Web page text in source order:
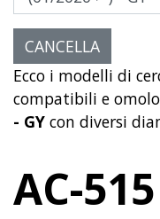
Ecco i modelli di
compatibili e
- GY con diversi
AC-515